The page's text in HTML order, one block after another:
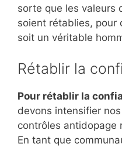
sorte que les valeurs
soient rétablies, pour
soit un véritable
Rétablir la
Pour rétablir la
devons intensifier
contrôles antidopage
En tant que